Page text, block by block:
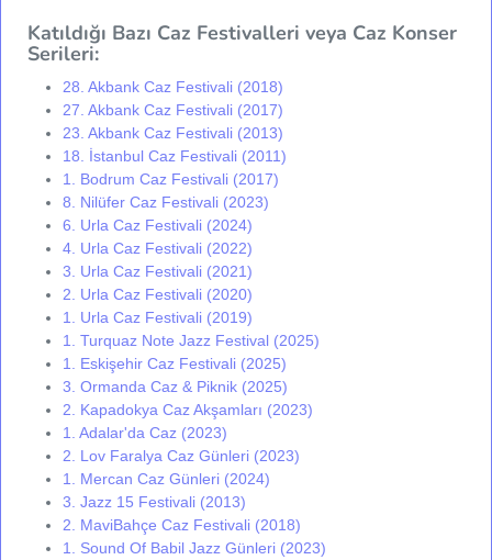
Katıldığı Bazı Caz Festivalleri veya Caz Konser
Serileri:
28. Akbank Caz Festivali (2018)
27. Akbank Caz Festivali (2017)
23. Akbank Caz Festivali (2013)
18. İstanbul Caz Festivali (2011)
1. Bodrum Caz Festivali (2017)
8. Nilüfer Caz Festivali (2023)
6. Urla Caz Festivali (2024)
4. Urla Caz Festivali (2022)
3. Urla Caz Festivali (2021)
2. Urla Caz Festivali (2020)
1. Urla Caz Festivali (2019)
1. Turquaz Note Jazz Festival (2025)
1. Eskişehir Caz Festivali (2025)
3. Ormanda Caz & Piknik (2025)
2. Kapadokya Caz Akşamları (2023)
1. Adalar'da Caz (2023)
2. Lov Faralya Caz Günleri (2023)
1. Mercan Caz Günleri (2024)
3. Jazz 15 Festivali (2013)
2. MaviBahçe Caz Festivali (2018)
1. Sound Of Babil Jazz Günleri (2023)